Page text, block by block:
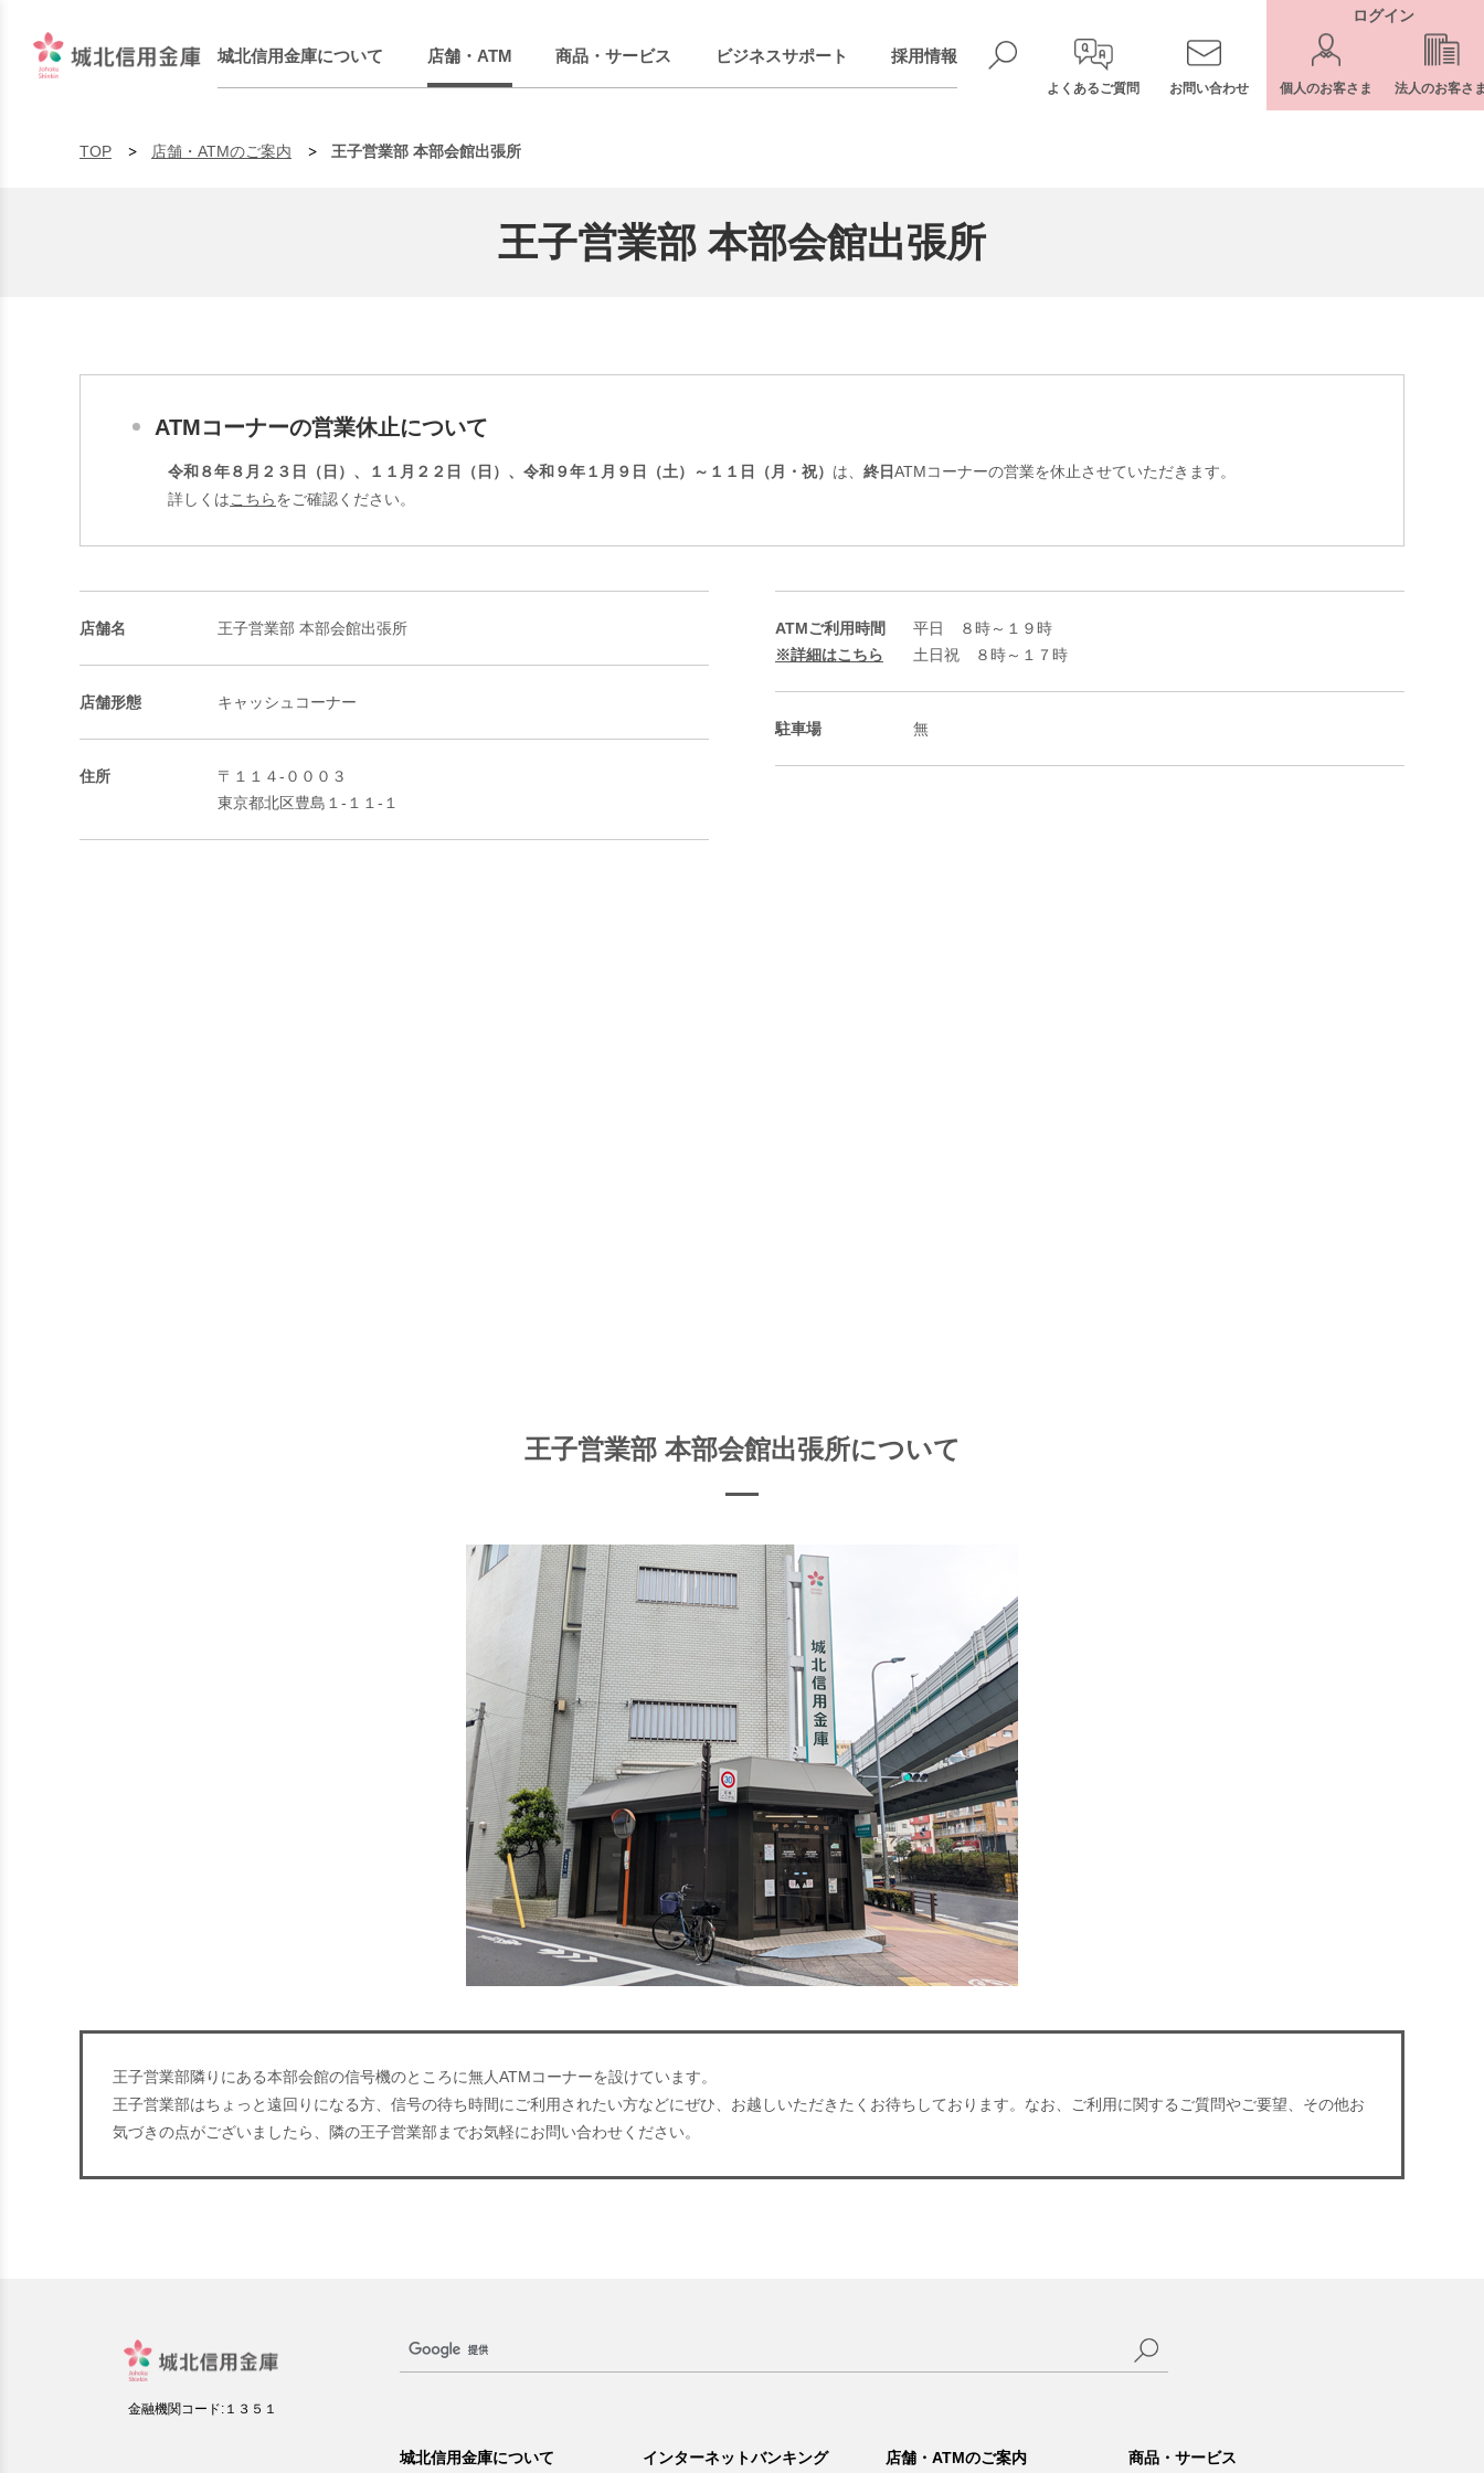
城北信用金庫について 店舗・ATM 商品・サービス ビジネスサポート 採用情報
よくあるご質問 お問い合わせ
ログイン
個人のお客さま 法人のお客さ
TOP 店舗・ATMのご案内 王子営業部 本部会館出張所
王子営業部 本部会館出張所
ATMコーナーの営業休止について
令和８年８月２３日（日）、１１月２２日（日）、令和９年１月９日（土）～１１日（月・祝） は、 終日ATMコーナーの営業を休止させていただきます。
詳しくはこちらをご確認ください。
店舗名 王子営業部 本部会館出張所
店舗形態 キャッシュコーナー
住所
〒１１４-０００３
東京都北区豊島１-１１-１
ATMご利用時間
※詳細はこちら
平日 ８時～１９時
土日祝 ８時～１７時
駐車場 無
王子営業部 本部会館出張所について
王子営業部隣りにある本部会館の信号機のところに無人ATMコーナーを設けています。
王子営業部はちょっと遠回りになる方、信号の待ち時間にご利用されたい方などにぜひ、お越しいただきたくお待ちしております。なお、ご利用に関するご質問やご要望、その他お
気づきの点がございましたら、隣の王子営業部までお気軽にお問い合わせください。
金融機関コード:１３５１
ト
城北信用金庫について インターネットバンキング 店舗・ATMのご案内 商品・サービス